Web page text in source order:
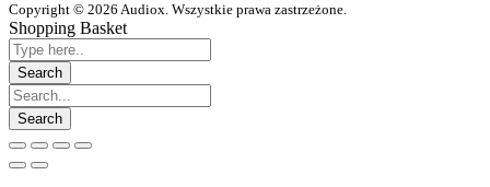
Copyright © 2026 Audiox. Wszystkie prawa zastrzeżone.
Shopping Basket